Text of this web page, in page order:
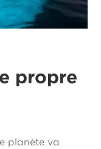
propre
planète va